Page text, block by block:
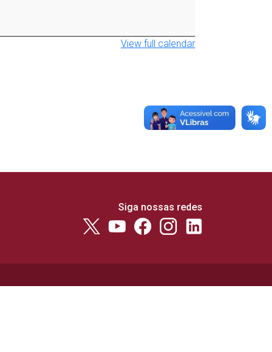
View full calendar
Siga nossas redes